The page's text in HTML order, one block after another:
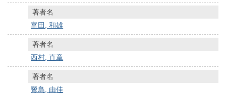
著者名
富田, 和雄
著者名
西村, 直章
著者名
鷺島, 由佳